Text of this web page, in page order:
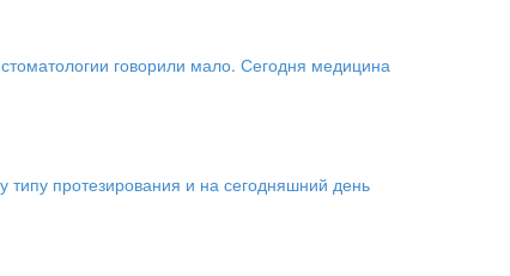
говорили мало. Сегодня медицина
протезирования и на сегодняшний день